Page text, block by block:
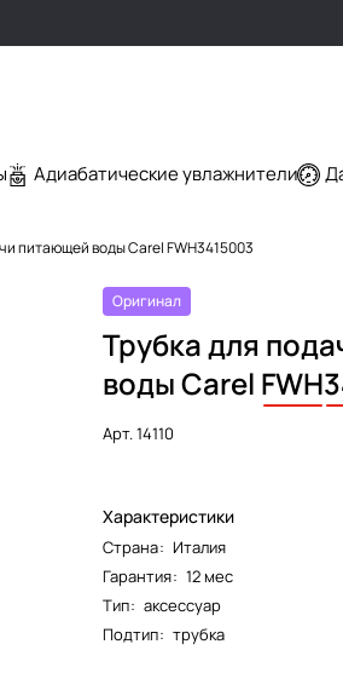
Адиабатические увлажнители
питающей воды Carel FWH3415003
Оригинал
Трубка для
воды Carel FWH
Арт.14110
Характеристики
Страна: Италия
Гарантия: 12 мес
Тип: аксессуар
Подтип: трубка